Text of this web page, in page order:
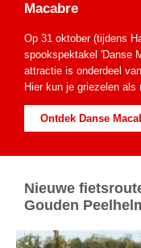
Macabre
Op 31 oktober (tijdens
spookspektakel 'Danse
attractie is onderdeel
Hier kun je griezelen als
Ontdek Danse
Nieuwe
Gouden